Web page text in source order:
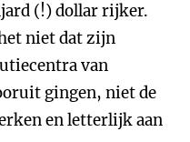
(!) dollar rijker.
niet dat zijn
van
gingen, niet de
en letterlijk aan